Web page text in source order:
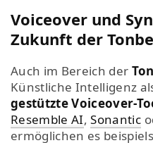
Voiceover und
Zukunft der
Auch im Bereich der
Künstliche Intelligenz
gestützte Voiceover-
Resemble AI,Sonantic
ermöglichen es